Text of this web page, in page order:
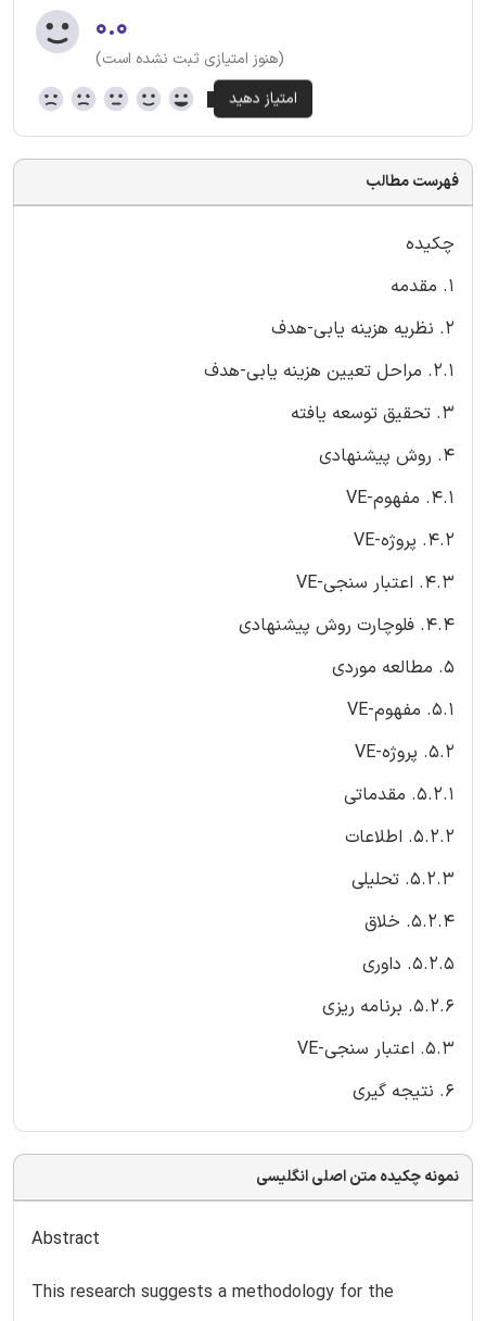
۰.۰
(هنوز امتیازی ثبت نشده است)
فهرست مطالب
چکیده
1. مقدمه
2. نظریه هزینه یابی-هدف
2.1. مراحل تعیین هزینه یابی-هدف
3. تحقیق توسعه یافته
4. روش پیشنهادی
4.1. مفهوم-VE
4.2. پروژه-VE
4.3. اعتبار سنجی-VE
4.4. فلوچارت روش پیشنهادی
5. مطالعه موردی
5.1. مفهوم-VE
5.2. پروژه-VE
5.2.1. مقدماتی
5.2.2. اطلاعات
5.2.3. تحلیلی
5.2.4. خلاق
5.2.5. داوری
5.2.6. برنامه ریزی
5.3. اعتبار سنجی-VE
6. نتیجه گیری
نمونه چکیده متن اصلی انگلیسی
Abstract
This research suggests a methodology for the